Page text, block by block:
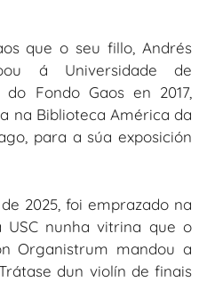
que o seu fillo, Andrés
á Universidade de
Fondo Gaos en 2017,
na Biblioteca América da
para a súa exposición
2025, foi emprazado na
USC nunha vitrina que o
Organistrum mandou a
dun violín de finais